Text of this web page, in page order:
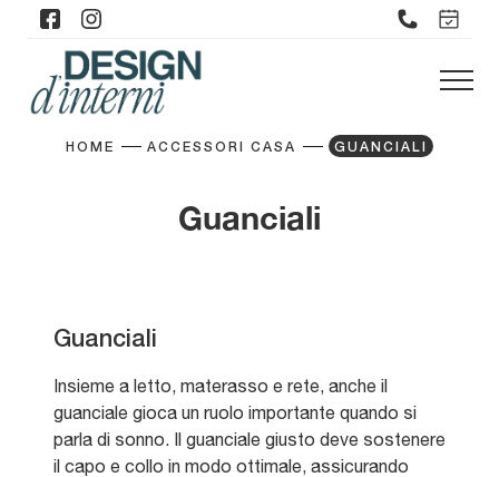
HOME ACCESSORI CASA GUANCIALI
Guanciali
Guanciali
Insieme a letto, materasso e rete, anche il
guanciale gioca un ruolo importante quando si
parla di sonno. Il guanciale giusto deve sostenere
il capo e collo in modo ottimale, assicurando